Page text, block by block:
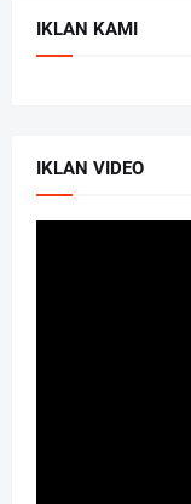
IKLAN KAMI
IKLAN VIDEO